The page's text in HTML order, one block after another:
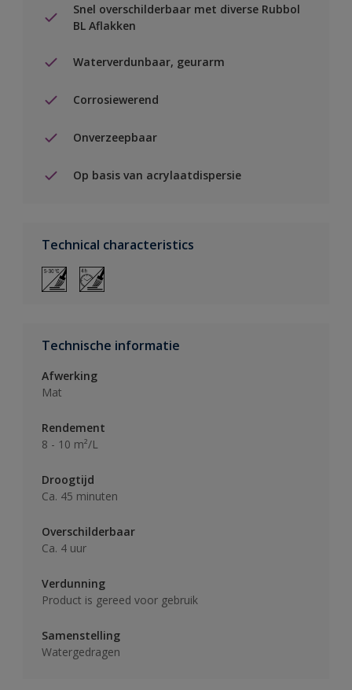
Snel overschilderbaar met diverse Rubbol
BL Aflakken
Waterverdunbaar, geurarm
Corrosiewerend
Onverzeepbaar
Op basis van acrylaatdispersie
Technical characteristics
Technische informatie
Afwerking
Mat
Rendement
8 - 10 m²/L
Droogtijd
Ca. 45 minuten
Overschilderbaar
Ca. 4 uur
Verdunning
Product is gereed voor gebruik
Samenstelling
Watergedragen